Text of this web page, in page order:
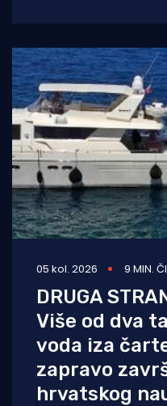
05 kol. 2026 9 MIN.
DRUGA
Više od dva
voda iza
zapravo
hrvatskog